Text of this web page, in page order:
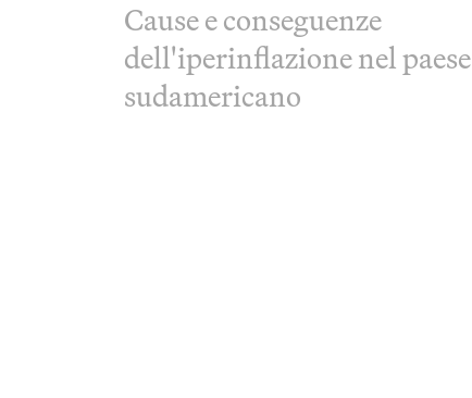
Cause e conseguenze
dell'iperinflazione nel paese
sudamericano